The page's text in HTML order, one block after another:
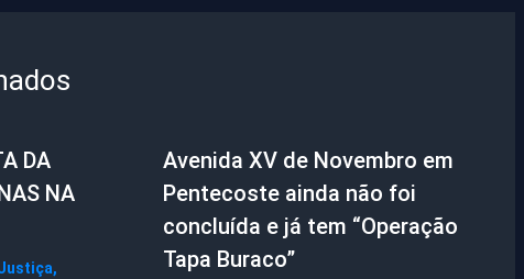
DA
NA
,
Avenida XV de Novembro em
Pentecoste ainda não foi
concluída e já tem “Operação
Tapa Buraco”